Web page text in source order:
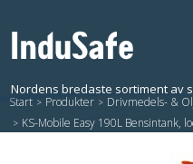
Start / Produkter / Drivmedels- &
/ KS-Mobile Easy 190L Bensintank,